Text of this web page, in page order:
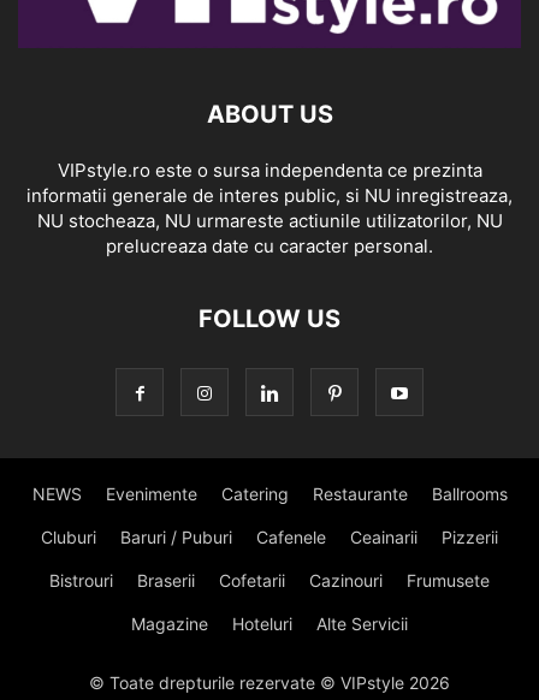
ABOUT US
VIPstyle.ro este o sursa independenta ce prezinta
informatii generale de interes public, si NU inregistreaza,
NU stocheaza, NU urmareste actiunile utilizatorilor, NU
prelucreaza date cu caracter personal.
FOLLOW US
NEWS Evenimente Catering Restaurante Ballrooms
Cluburi Baruri / Puburi Cafenele Ceainarii Pizzerii
Bistrouri Braserii Cofetarii Cazinouri Frumusete
Magazine Hoteluri Alte Servicii
© Toate drepturile rezervate © VIPstyle 2026